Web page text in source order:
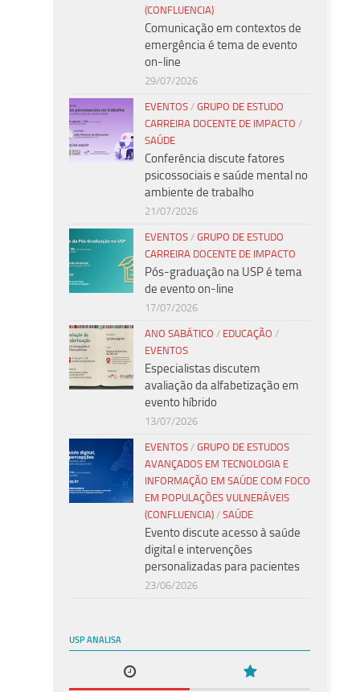
(CONFLUENCIA)
Comunicação em contextos de
emergência é tema de evento
on-line
29/07/2026
EVENTOS / GRUPO DE ESTUDO
CARREIRA DOCENTE DE IMPACTO /
SAÚDE
Conferência discute fatores
psicossociais e saúde mental no
ambiente de trabalho
21/07/2026
EVENTOS / GRUPO DE ESTUDO
CARREIRA DOCENTE DE IMPACTO
Pós-graduação na USP é tema
de evento on-line
17/07/2026
ANO SABÁTICO / EDUCAÇÃO /
EVENTOS
Especialistas discutem
avaliação da alfabetização em
evento híbrido
13/07/2026
EVENTOS / GRUPO DE ESTUDOS
AVANÇADOS EM TECNOLOGIA E
INFORMAÇÃO EM SAÚDE COM FOCO
EM POPULAÇÕES VULNERÁVEIS
(CONFLUENCIA) / SAÚDE
Evento discute acesso à saúde
digital e intervenções
personalizadas para pacientes
23/06/2026
USP ANALISA